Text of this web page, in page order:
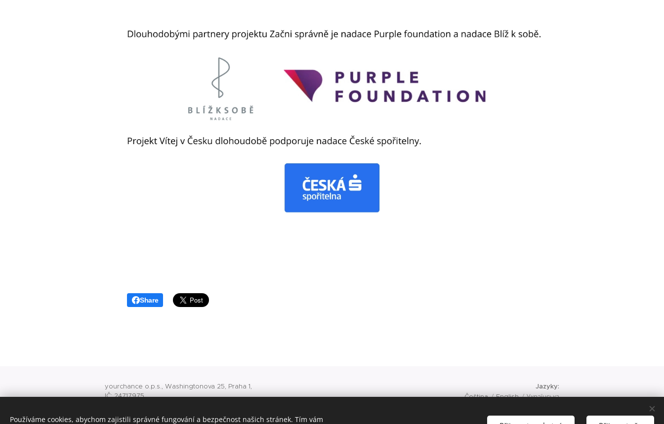
Share
yourchance o.p.s., Washingtonova 25, Praha 1,
IČ: 24717975
Jazyky
Čeština
English Українська
Používáme cookies, abychom zajistili správné fungování a bezpečnost našich stránek. Tím vám